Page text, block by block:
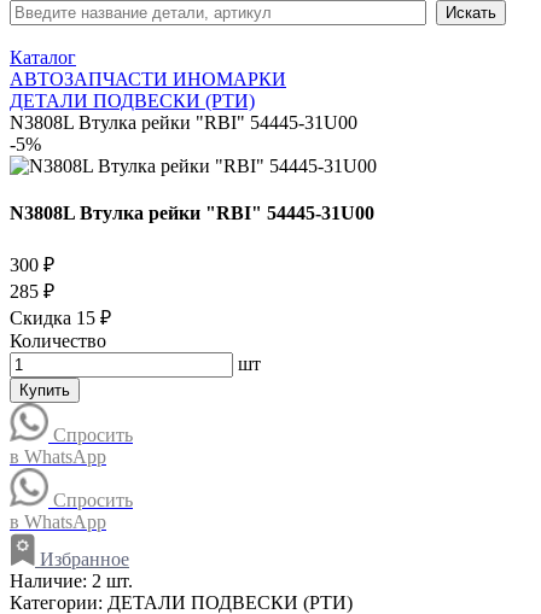
Каталог
АВТОЗАПЧАСТИ ИНОМАРКИ
ДЕТАЛИ ПОДВЕСКИ (РТИ)
N3808L Втулка рейки "RBI" 54445-31U00
-5%
N3808L Втулка рейки "RBI" 54445-31U00
300 ₽
285 ₽
Скидка 15 ₽
Количество
шт
Купить
Спросить
в WhatsApp
Спросить
в WhatsApp
Избранное
Наличие: 2 шт.
Категории: ДЕТАЛИ ПОДВЕСКИ (РТИ)